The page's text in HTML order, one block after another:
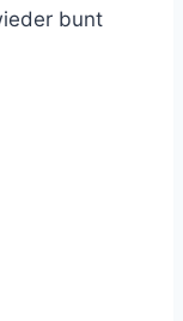
bunt